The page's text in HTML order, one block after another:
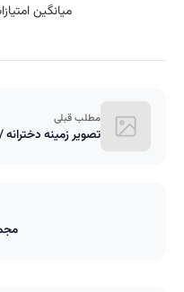
میانگین
مطلب قبلی
تصویر زمینه